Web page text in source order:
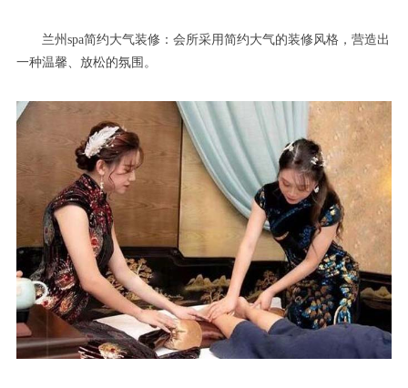
兰州spa简约大气装修：会所采用简约大气的装修风格，营造出
一种温馨、放松的氛围。